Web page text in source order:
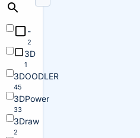
-
2
3D
1
3DOODLER
45
3DPower
33
3Draw
2